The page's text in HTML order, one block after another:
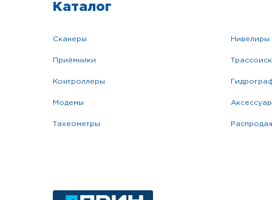
Каталог
сканеры
приёмники
контроллеры
модемы
тахеометры
нивелиры